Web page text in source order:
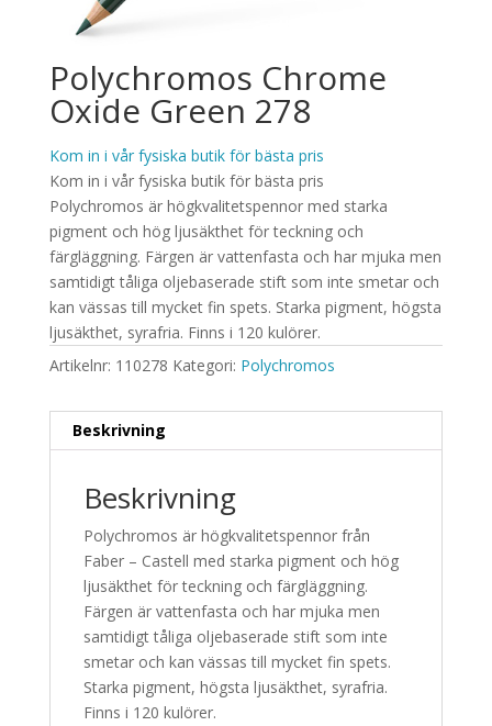
Polychromos Chrome
Oxide Green 278
Kom in i vår fysiska butik för bästa pris
Kom in i vår fysiska butik för bästa pris
Polychromos är högkvalitetspennor med starka
pigment och hög ljusäkthet för teckning och
färgläggning. Färgen är vattenfasta och har mjuka men
samtidigt tåliga oljebaserade stift som inte smetar och
kan vässas till mycket fin spets. Starka pigment, högsta
ljusäkthet, syrafria. Finns i 120 kulörer.
Artikelnr: 110278 Kategori: Polychromos
Beskrivning
Beskrivning
Polychromos är högkvalitetspennor från
Faber – Castell med starka pigment och hög
ljusäkthet för teckning och färgläggning.
Färgen är vattenfasta och har mjuka men
samtidigt tåliga oljebaserade stift som inte
smetar och kan vässas till mycket fin spets.
Starka pigment, högsta ljusäkthet, syrafria.
Finns i 120 kulörer.